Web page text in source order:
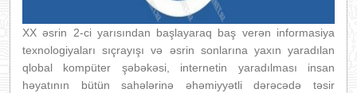
XX əsrin 2-ci yarısından başlayaraq baş verən informasiya
texnologiyaları sıçrayışı və əsrin sonlarına yaxın yaradılan
qlobal kompüter şəbəkəsi, internetin yaradılması insan
həyatının bütün sahələrinə əhəmiyyətli dərəcədə təsir